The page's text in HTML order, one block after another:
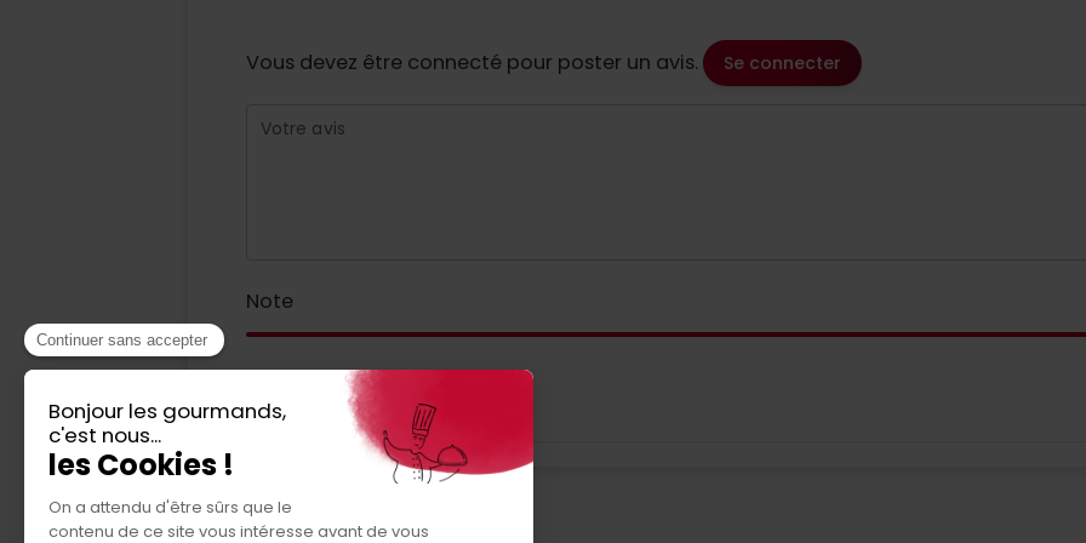
Vous devez être connecté pour poster un avis. Se connecter
Votre avis
Note
Je donne mon avis